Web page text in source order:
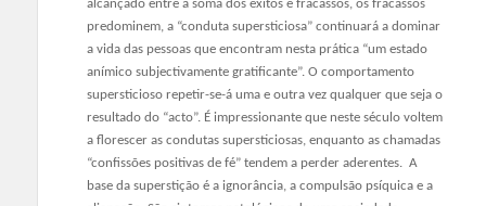
alcançado entre a soma dos êxitos e fracassos, os fracassos
predominem, a “conduta supersticiosa” continuará a dominar
a vida das pessoas que encontram nesta prática “um estado
anímico subjectivamente gratificante”. O comportamento
supersticioso repetir-se-á uma e outra vez qualquer que seja o
resultado do “acto”. É impressionante que neste século voltem
a florescer as condutas supersticiosas, enquanto as chamadas
“confissões positivas de fé” tendem a perder aderentes. A
base da superstição é a ignorância, a compulsão psíquica e a